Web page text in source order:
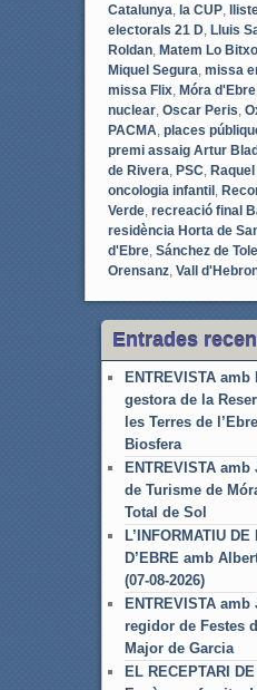
Catalunya, la CUP,
electorals 21 D, Lluis
Roldan, Matem Lo Bitxo
Miquel Segura, missa
missa Flix, Móra d'Ebre
nuclear, Oscar Peris,
PACMA, places
premi assaig Artur
de Rivera, PSC,
oncologia infantil ,
Verde, recreació final
residència Horta de
d'Ebre, Sánchez de
Orensanz, Vall
Entrades
ENTREVISTA
gestora de la
les Terres de
Biosfera
ENTREVISTA
de Turisme de
Total de Sol
L’INFORMATIU DE
D’EBRE amb
(07-08-2026)
ENTREVISTA
regidor de Festes
Major de Garcia
EL RECEPTARI